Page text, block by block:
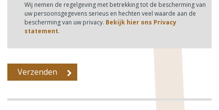
Wij nemen de regelgeving met betrekking tot de bescherming van
uw persoonsgegevens serieus en hechten veel waarde aan de
bescherming van uw privacy. Bekijk hier ons Privacy
statement.